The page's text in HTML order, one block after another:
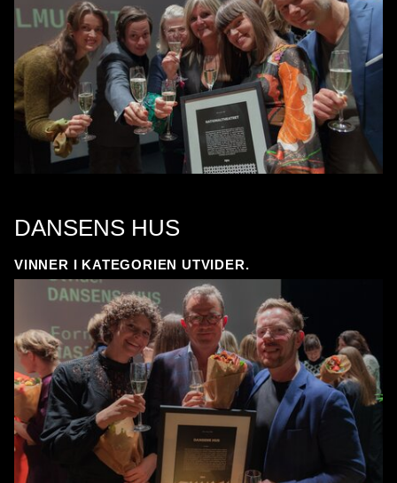
DANSENS HUS
VINNER I KATEGORIEN UTVIDER.